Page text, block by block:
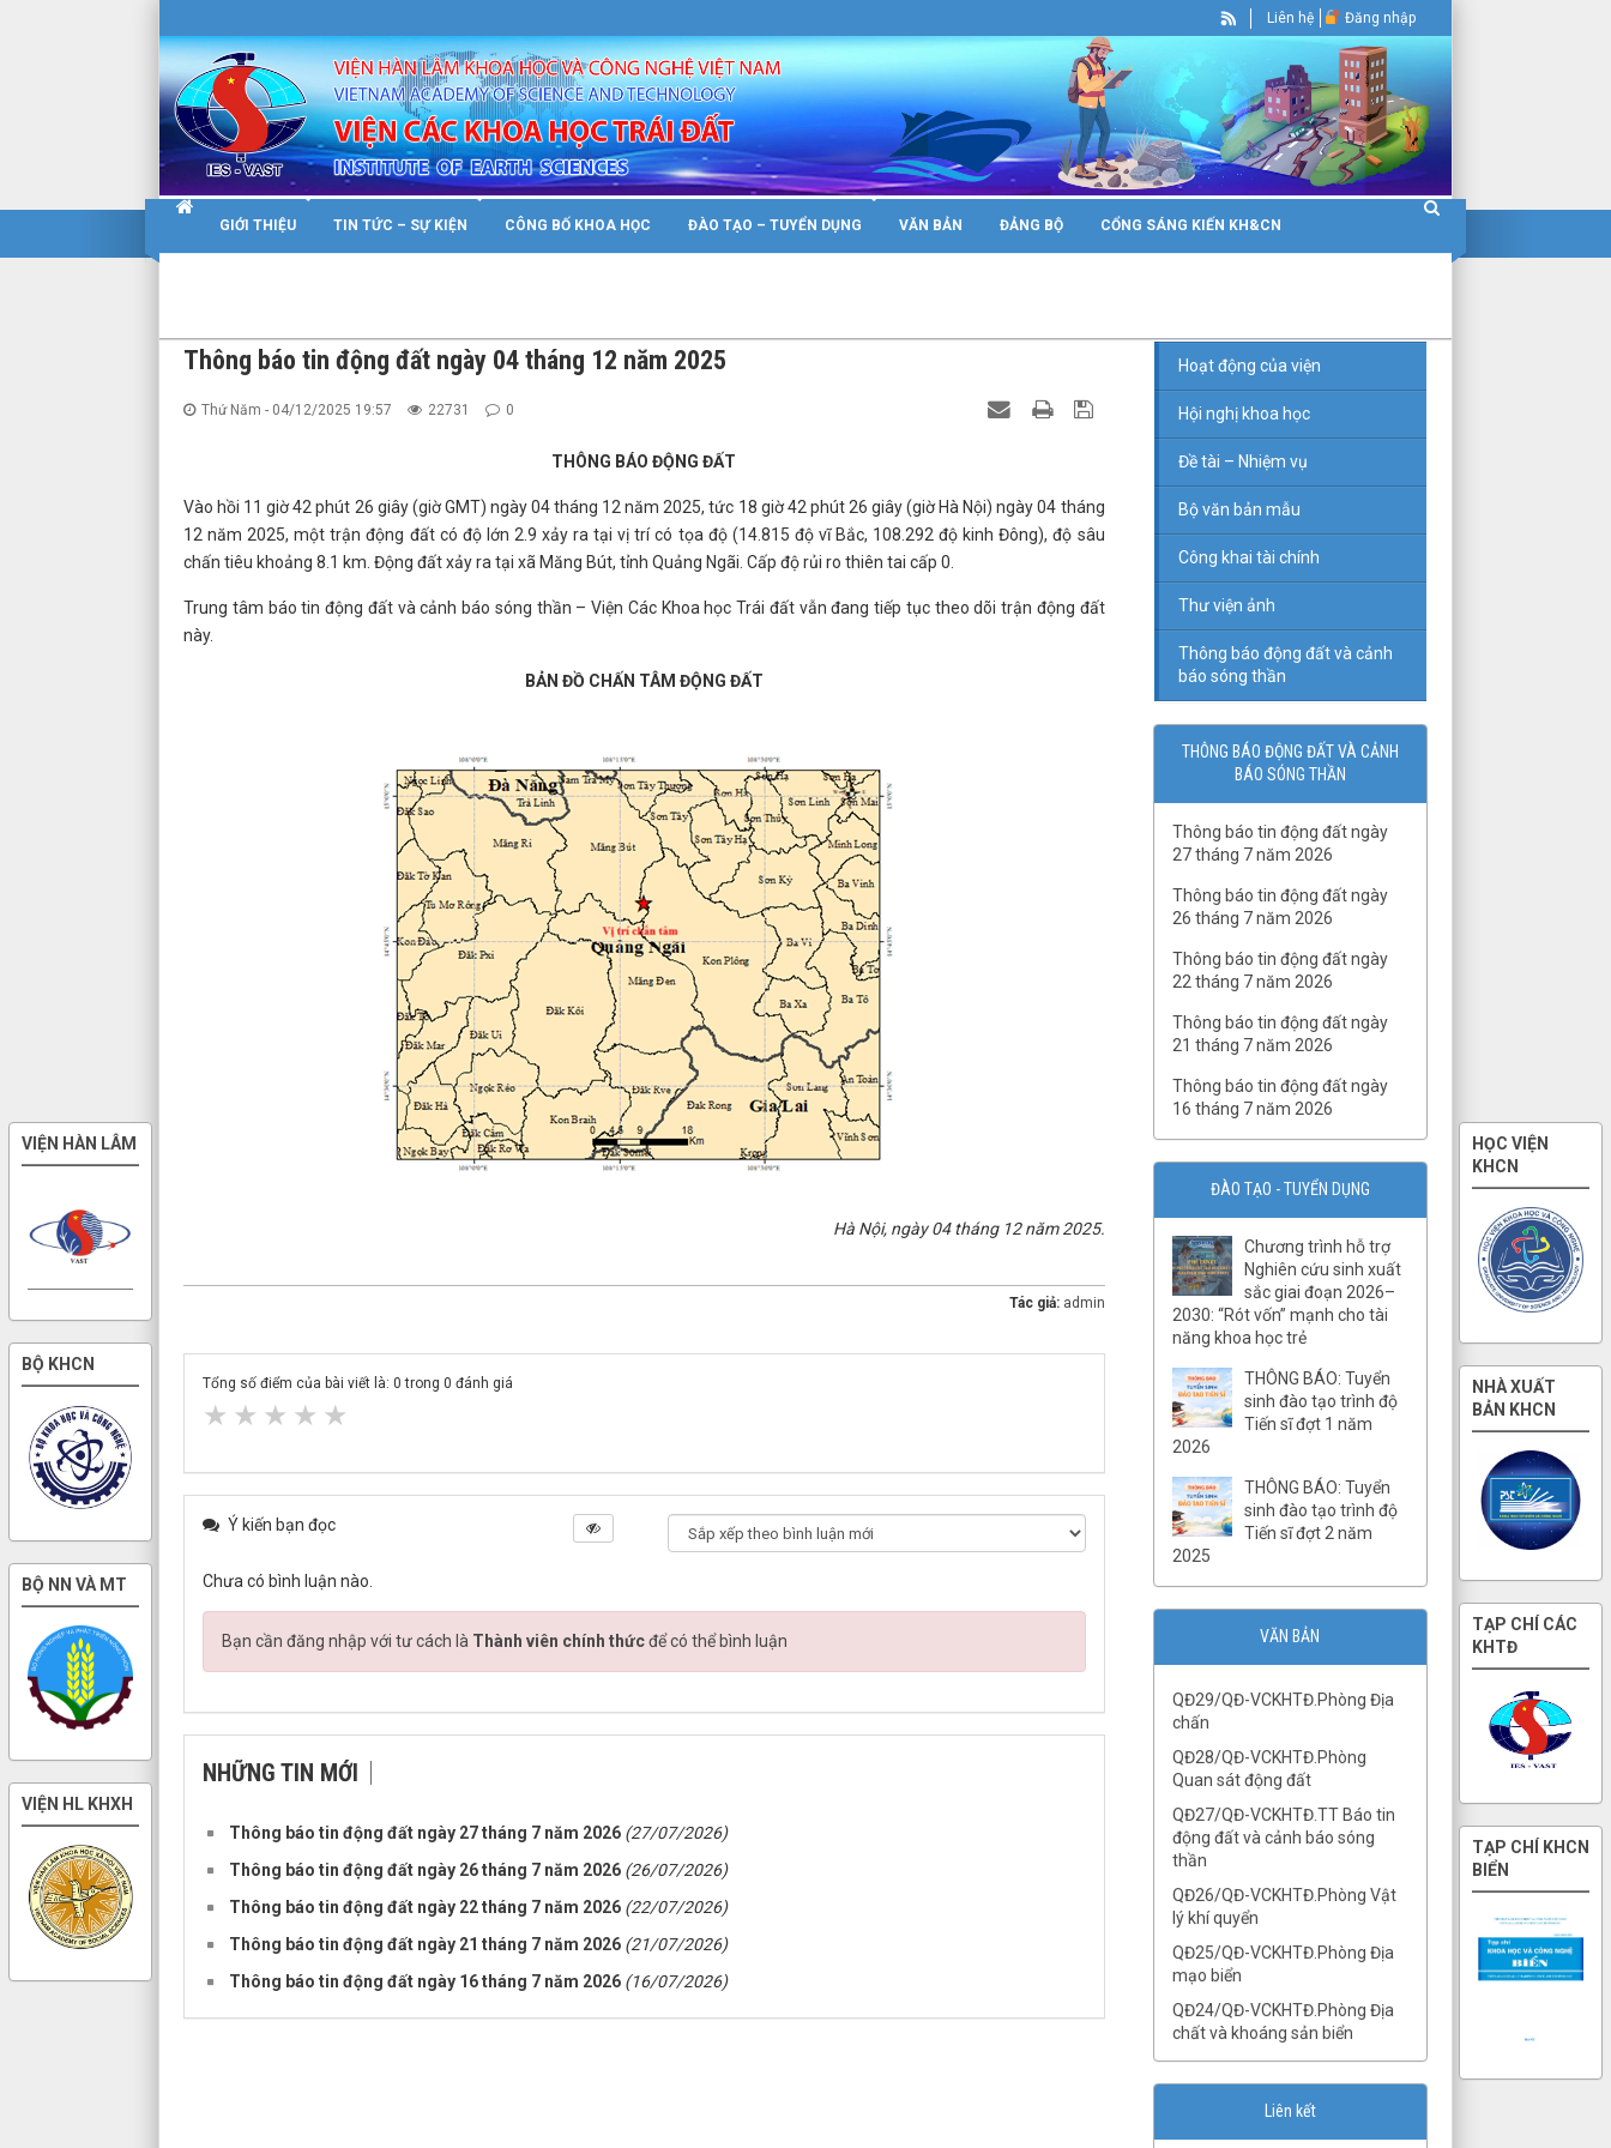
: Constant WP_SITEURL already defined in/home/nhigvyzu/ies.vast.gov/wp-config.phpon line89
GIỚI THIỆU TIN TỨC – SỰ KIỆN CÔNG BỐ KHOA HỌC ĐÀO TẠO – TUYỂN DỤNG VĂN BẢN ĐẢNG BỘ CỔNG SÁNG KIẾN KH&CN
Liên hệ Đăng nhập
Thông báo tin động đất ngày 04 tháng 12 năm 2025
Thứ Năm - 04/12/2025 19:57 22731 0
THÔNG BÁO ĐỘNG ĐẤT
Vào hồi 11 giờ 42 phút 26 giây (giờ GMT) ngày 04 tháng 12 năm 2025, tức 18 giờ 42 phút 26 giây (giờ Hà Nội) ngày 04 tháng
12 năm 2025, một trận động đất có độ lớn 2.9 xảy ra tại vị trí có tọa độ (14.815 độ vĩ Bắc, 108.292 độ kinh Đông), độ sâu
chấn tiêu khoảng 8.1 km. Động đất xảy ra tại xã Măng Bút, tỉnh Quảng Ngãi. Cấp độ rủi ro thiên tai cấp 0.
Trung tâm báo tin động đất và cảnh báo sóng thần – Viện Các Khoa học Trái đất vẫn đang tiếp tục theo dõi trận động đất
này.
BẢN ĐỒ CHẤN TÂM ĐỘNG ĐẤT
Hà Nội, ngày 04 tháng 12 năm 2025.
Tác giả: admin
Tổng số điểm của bài viết là: 0 trong 0 đánh giá
★ ★ ★ ★ ★
Ý kiến bạn đọc
Chưa có bình luận nào.
Bạn cần đăng nhập với tư cách là Thành viên chính thứcđể có thể bình luận
NHỮNG TIN MỚI
Thông báo tin động đất ngày 27 tháng 7 năm 2026 (27/07/2026)
Thông báo tin động đất ngày 26 tháng 7 năm 2026 (26/07/2026)
Thông báo tin động đất ngày 22 tháng 7 năm 2026 (22/07/2026)
Thông báo tin động đất ngày 21 tháng 7 năm 2026 (21/07/2026)
Thông báo tin động đất ngày 16 tháng 7 năm 2026 (16/07/2026)
Hoạt động của viện
Hội nghị khoa học
Đề tài – Nhiệm vụ
Bộ văn bản mẫu
Công khai tài chính
Thư viện ảnh
Thông báo động đất và cảnh
báo sóng thần
THÔNG BÁO ĐỘNG ĐẤT VÀ CẢNH
BÁO SÓNG THẦN
Thông báo tin động đất ngày
27 tháng 7 năm 2026
Thông báo tin động đất ngày
26 tháng 7 năm 2026
Thông báo tin động đất ngày
22 tháng 7 năm 2026
Thông báo tin động đất ngày
21 tháng 7 năm 2026
Thông báo tin động đất ngày
16 tháng 7 năm 2026
ĐÀO TẠO - TUYỂN DỤNG
Chương trình hỗ trợ
Nghiên cứu sinh xuất
sắc giai đoạn 2026–
2030: “Rót vốn” mạnh cho tài
năng khoa học trẻ
THÔNG BÁO: Tuyển
sinh đào tạo trình độ
Tiến sĩ đợt 1 năm
2026
THÔNG BÁO: Tuyển
sinh đào tạo trình độ
Tiến sĩ đợt 2 năm
2025
VĂN BẢN
QĐ03/QĐ-VCKHTĐ.Phòng
Thạch luận và Sinh khoáng
QĐ số 07-QĐ/VHLKHCNVN Quy
tắc ứng xử của cán bộ, viên
chức và người lao động Viện
nghệ Việt Nam
QĐ02/QĐ-VCKHTĐ.Phòng
Quản lý tổng hợp
QĐ32/QĐ-VCKHTĐ.Phòng Vật
lý địa chất
QĐ31/QĐ-VCKHTĐ.Phòng Điện
ly
QĐ30/QĐ-VCKHTĐ.Phòng Địa
từ
QĐ28/QĐ-VCKHTĐ.Phòng
Quan sát động đất
QĐ27/QĐ-VCKHTĐ.TT Báo tin
động đất và cảnh báo sóng
thần
QĐ26/QĐ-VCKHTĐ.Phòng Vật
lý khí quyển
QĐ25/QĐ-VCKHTĐ.Phòng Địa
mạo biển
QĐ24/QĐ-VCKHTĐ.Phòng Địa
chất và khoáng sản biển
QĐ23/QĐ-VCKHTĐ.TT Địa môi
trường và TBĐCB
Liên kết
VIỆN HÀN LÂM
BỘ KHCN
BỘ NN VÀ MT
VIỆN HL KHXH
HỌC VIỆN
KHCN
NHÀ XUẤT
BẢN KHCN
TẠP CHÍ CÁC
KHTĐ
TẠP CHÍ KHCN
BIỂN